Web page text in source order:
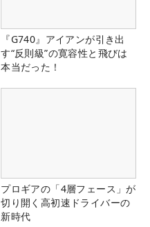
『G740』アイアンが引き出
す“反則級”の寛容性と飛びは
本当だった！
プロギアの「4層フェース」が
切り開く高初速ドライバーの
新時代